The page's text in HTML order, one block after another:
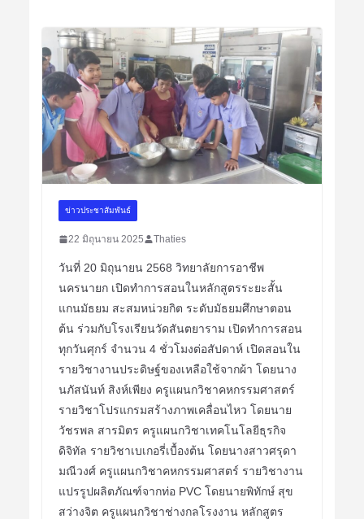
ข่าวประชาสัมพันธ์
22 มิถุนายน 2025 Thaties
วันที่ 20 มิถุนายน 2568 วิทยาลัยการอาชีพ
นครนายก เปิดทำการสอนในหลักสูตรระยะสั้น
แกนมัธยม สะสมหน่วยกิต ระดับมัธยมศึกษาตอน
ต้น ร่วมกับโรงเรียนวัดสันตยาราม เปิดทำการสอน
ทุกวันศุกร์ จำนวน 4 ชั่วโมงต่อสัปดาห์ เปิดสอนใน
รายวิชางานประดิษฐ์ของเหลือใช้จากผ้า โดยนาง
นภัสนันท์ สิงห์เพียง ครูแผนกวิชาคหกรรมศาสตร์
รายวิชาโปรแกรมสร้างภาพเคลื่อนไหว โดยนาย
วัชรพล สารมิตร ครูแผนกวิชาเทคโนโลยีธุรกิจ
ดิจิทัล รายวิชาเบเกอรี่เบื้องต้น โดยนางสาวศรุดา
มณีวงศ์ ครูแผนกวิชาคหกรรมศาสตร์ รายวิชางาน
แปรรูปผลิตภัณฑ์จากท่อ PVC โดยนายพิทักษ์ สุข
สว่างจิต ครูแผนกวิชาช่างกลโรงงาน หลักสูตร